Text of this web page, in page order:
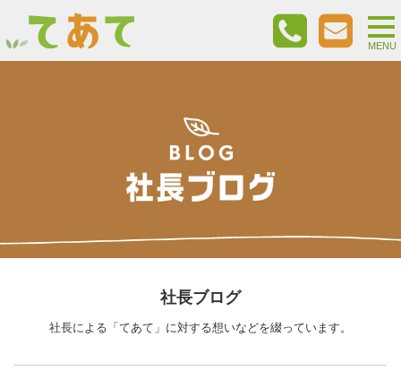
社長ブログ
社長による「てあて」に対する想いなどを綴っています。
MENU